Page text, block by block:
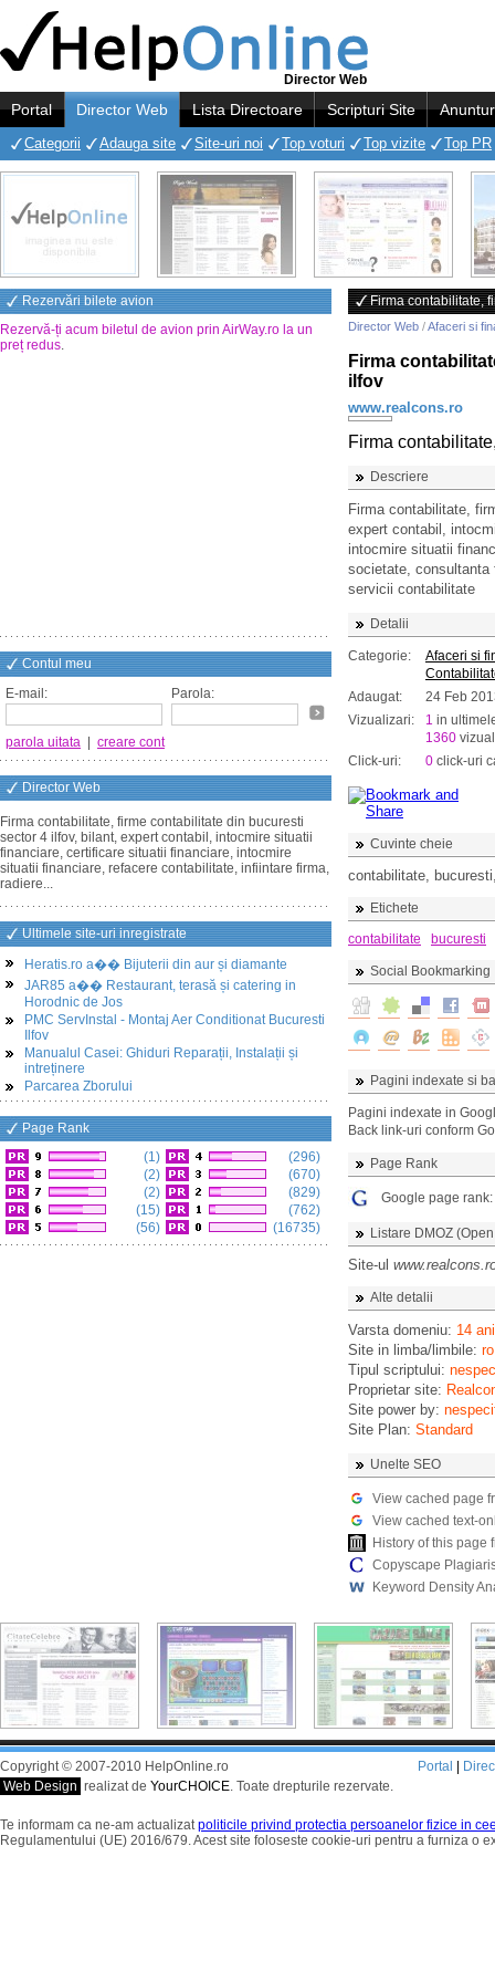
Director Web
Portal Director Web Lista Directoare Scripturi Site
Categorii Adauga site Site-uri noi Top voturi Top vizite Top PR
Rezervări bilete avion
Rezervă-ți acum biletul de avion prin AirWay.ro la un
preț redus.
Contul meu
E-mail:
Parola:
parola uitata creare cont
Director Web
Firma contabilitate, firme contabilitate din bucuresti
sector 4 ilfov, bilant, expert contabil, intocmire situatii
financiare, certificare situatii financiare, intocmire
situatii financiare, refacere contabilitate, infiintare firma,
radiere...
Ultimele site-uri inregistrate
Heratis.ro a�� Bijuterii din aur și diamante
JAR85 a�� Restaurant, terasă și catering in
Horodnic de Jos
PMC ServInstal - Montaj Aer Conditionat Bucuresti
Ilfov
Manualul Casei: Ghiduri Reparații, Instalații și
intreținere
Parcarea Zborului
Page Rank
(1)
(2)
(2)
(15)
(56)
(296)
(670)
(829)
(762)
(16735)
Firma contabilitate,
Director Web /Afaceri si
Firma
ilfov
www.realcons.ro
Firma
Descriere
Firma contabilitate,
expert contabil,
intocmire situatii
societate,
servicii contabilitate
Detalii
Categorie:
Afaceri si
Adaugat:
24 Feb
Vizualizari:
1 in
1360
Click-uri:
0 click-uri
Cuvinte cheie
contabilitate,
Etichete
contabilitate
bucuresti
Social Bookmarking
Pagini indexate si
Pagini indexate in
Back link-uri conform
Page Rank
Google page rank:
Listare DMOZ
Site-ul
Alte detalii
Varsta domeniu: 14 ani
Site in limba/limbile: ro
Tipul scriptului:
Proprietar site:
Site power by:
Site Plan: Standard
Unelte SEO
View cached page
View cached text-
History of this page
Copyscape
Keyword Density
Copyright © 2007-2010 HelpOnline.ro
Web Design realizat de YourCHOICE. Toate drepturile rezervate.
Portal
Te informam ca ne-am actualizatpoliticile privind protectia persoanelor fizice in
Regulamentului (UE) 2016/679. Acest site foloseste cookie-uri pentru a furniza o